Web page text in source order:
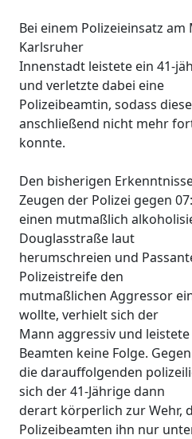
Bei einem Polizeieinsatz
Karlsruher
Innenstadt leistete ein 41-
und verletzte dabei eine
Polizeibeamtin, sodass
anschließend nicht mehr
konnte.
Den bisherigen
Zeugen der Polizei gegen
einen mutmaßlich
Douglasstraße laut
herumschreien und
Polizeistreife den
mutmaßlichen Aggressor
wollte, verhielt sich der
Mann aggressiv und
Beamten keine Folge. Gegen
die darauffolgenden
sich der 41-Jährige dann
derart körperlich zur Wehr,
Polizeibeamten ihn nur